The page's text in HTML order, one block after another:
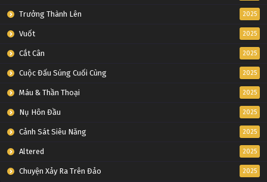
Trưởng Thành Lên 2025
Vuốt 2025
Cắt Cân 2025
Cuộc Đấu Súng Cuối Cùng 2025
Máu & Thần Thoại 2025
Nụ Hôn Đầu 2025
Cảnh Sát Siêu Năng 2025
Altered 2025
Chuyện Xảy Ra Trên Đảo 2025